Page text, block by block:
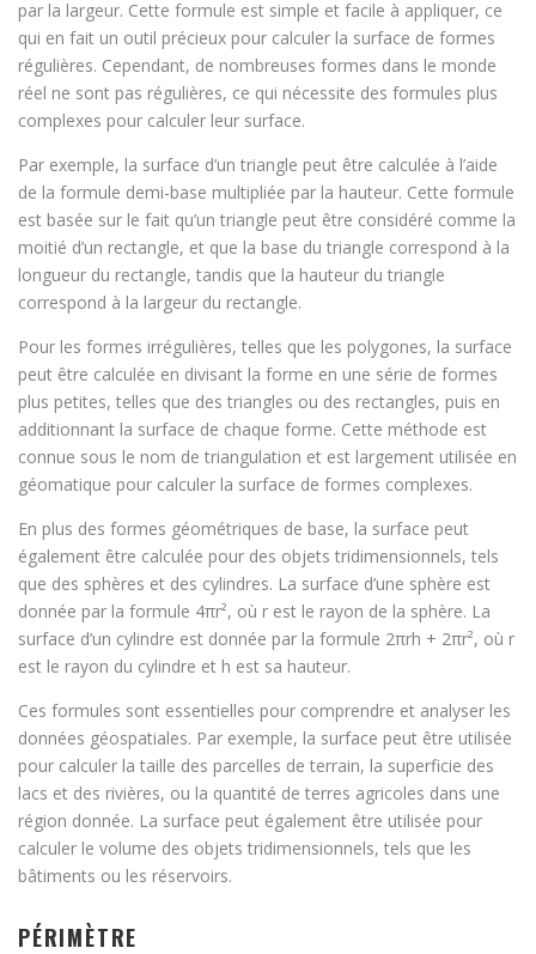
par la largeur. Cette formule est simple et facile à appliquer, ce
qui en fait un outil précieux pour calculer la surface de formes
régulières. Cependant, de nombreuses formes dans le monde
réel ne sont pas régulières, ce qui nécessite des formules plus
complexes pour calculer leur surface.
Par exemple, la surface d’un triangle peut être calculée à l’aide
de la formule demi-base multipliée par la hauteur. Cette formule
est basée sur le fait qu’un triangle peut être considéré comme la
moitié d’un rectangle, et que la base du triangle correspond à la
longueur du rectangle, tandis que la hauteur du triangle
correspond à la largeur du rectangle.
Pour les formes irrégulières, telles que les polygones, la surface
peut être calculée en divisant la forme en une série de formes
plus petites, telles que des triangles ou des rectangles, puis en
additionnant la surface de chaque forme. Cette méthode est
connue sous le nom de triangulation et est largement utilisée en
géomatique pour calculer la surface de formes complexes.
En plus des formes géométriques de base, la surface peut
également être calculée pour des objets tridimensionnels, tels
que des sphères et des cylindres. La surface d’une sphère est
donnée par la formule 4πr², où r est le rayon de la sphère. La
surface d’un cylindre est donnée par la formule 2πrh + 2πr², où r
est le rayon du cylindre et h est sa hauteur.
Ces formules sont essentielles pour comprendre et analyser les
données géospatiales. Par exemple, la surface peut être utilisée
pour calculer la taille des parcelles de terrain, la superficie des
lacs et des rivières, ou la quantité de terres agricoles dans une
région donnée. La surface peut également être utilisée pour
calculer le volume des objets tridimensionnels, tels que les
bâtiments ou les réservoirs.
PÉRIMÈTRE